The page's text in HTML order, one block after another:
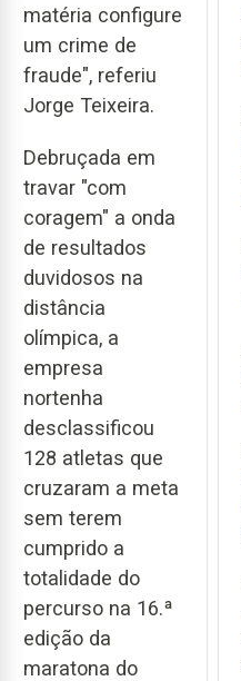
matéria configure
um crime de
fraude", referiu
Jorge Teixeira.
Debruçada em
travar "com
coragem" a onda
de resultados
duvidosos na
distância
olímpica, a
empresa
nortenha
desclassificou
128 atletas que
cruzaram a meta
sem terem
cumprido a
totalidade do
percurso na 16.ª
edição da
maratona do